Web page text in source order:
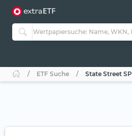
ETF-Guide 2.0
Guide Aktive ETFs
ETF-Sparpläne
ETF Suche State Street